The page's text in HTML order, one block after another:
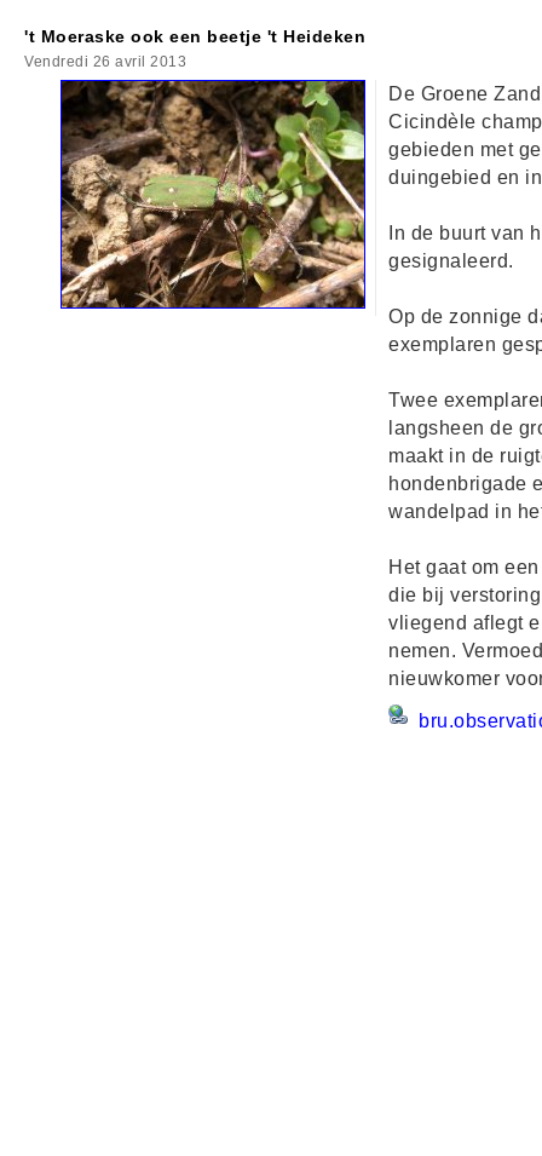
't Moeraske ook een beetje 't Heideken
Vendredi 26 avril 2013
De Groene
Cicindèle
gebieden met
duingebied en
In de buurt van
gesignaleerd.
Op de zonnige
exemplaren
Twee
langsheen de
maakt in de
hondenbrigade
wandelpad in
Het gaat om
die bij
vliegend aflegt
nemen.
nieuwkomer